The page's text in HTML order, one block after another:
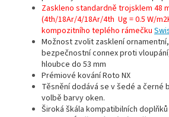
Zaskleno standardně trojsklem 48
(4th/18Ar/4/18Ar/4th Ug = 0.5 W/
kompozitního teplého rámečku
Možnost zvolit zasklení
bezpečnostní connex proti
hloubce do 53 mm
Prémiové kování Roto NX
Těsnění dodává se v šedé a černé
volbě barvy oken.
Široká škála kompatibilních